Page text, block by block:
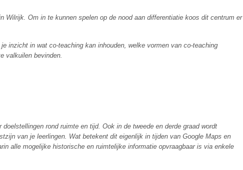
Om in te kunnen spelen op de nood aan differentiatie koos dit centrum er
inzicht in wat co-teaching kan inhouden, welke vormen van co-teaching
valkuilen bevinden.
rond ruimte en tijd. Ook in de tweede en derde graad wordt
van je leerlingen. Wat betekent dit eigenlijk in tijden van Google Maps en
alle mogelijke historische en ruimtelijke informatie opvraagbaar is via enkele